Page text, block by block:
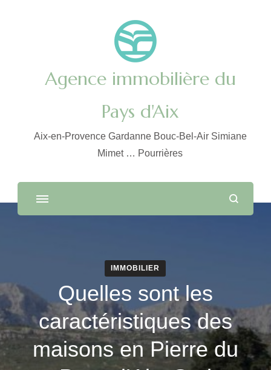
Agence immobilière du
Pays d'Aix
Aix-en-Provence Gardanne Bouc-Bel-Air Simiane
Mimet … Pourrières
IMMOBILIER
Quelles sont les
caractéristiques des
maisons en Pierre du